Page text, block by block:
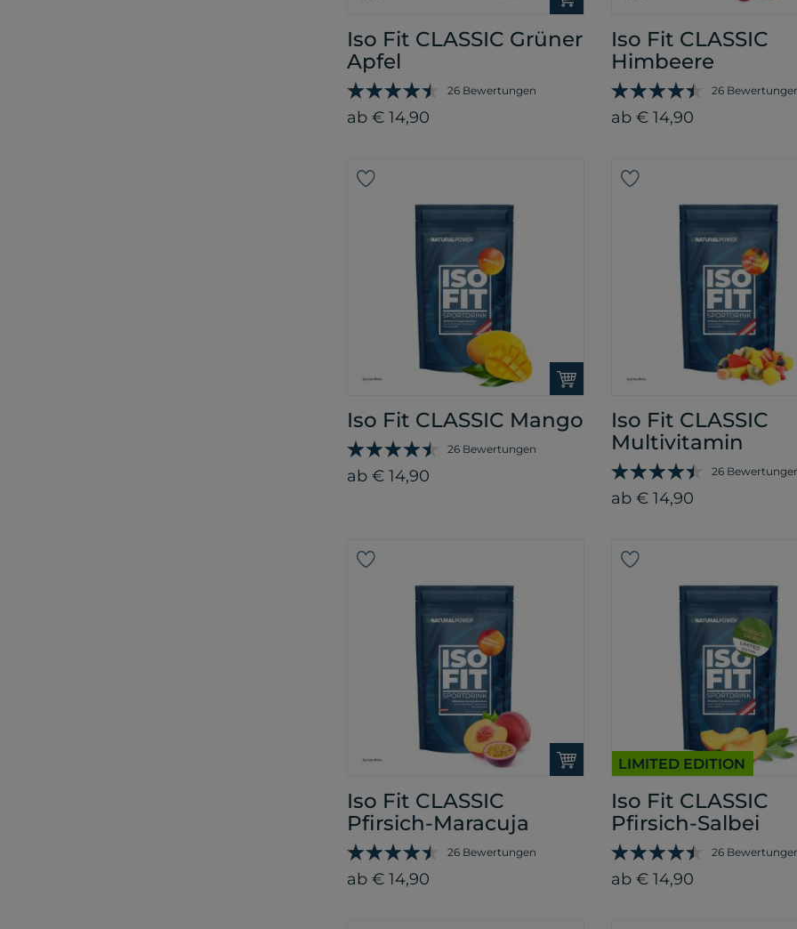
Iso Fit CLASSIC Grüner
Apfel
26 Bewertungen
ab € 14,90
Iso Fit CLASSIC
Himbeere
26
ab € 14,90
Iso Fit CLASSIC Mango
26 Bewertungen
ab € 14,90
Iso Fit CLASSIC
Multivitamin
26
ab € 14,90
Iso Fit CLASSIC
Pfirsich-Maracuja
26 Bewertungen
ab € 14,90
LIMITED EDITION
Iso Fit CLASSIC
Pfirsich-Salbei
26
ab € 14,90